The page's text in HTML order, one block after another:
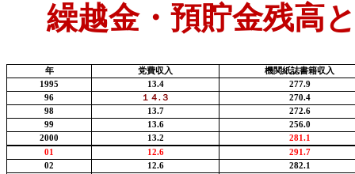
繰越金・預貯金残高
年 党費収入
機関紙誌書籍収入
1995
13.4
277.9
96
１４.３
270.4
98
13.7
272.6
99
13.6
256.0
2000
13.2
281.1
01
12.6
291.7
02
12.6
282.1